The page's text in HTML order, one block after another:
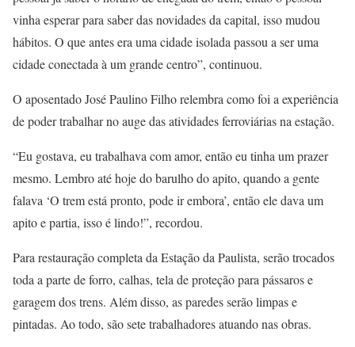
vinha esperar para saber das novidades da capital, isso mudou
hábitos. O que antes era uma cidade isolada passou a ser uma
cidade conectada à um grande centro”, continuou.
O aposentado José Paulino Filho relembra como foi a experiência
de poder trabalhar no auge das atividades ferroviárias na estação.
“Eu gostava, eu trabalhava com amor, então eu tinha um prazer
mesmo. Lembro até hoje do barulho do apito, quando a gente
falava ‘O trem está pronto, pode ir embora’, então ele dava um
apito e partia, isso é lindo!”, recordou.
Para restauração completa da Estação da Paulista, serão trocados
toda a parte de forro, calhas, tela de proteção para pássaros e
garagem dos trens. Além disso, as paredes serão limpas e
pintadas. Ao todo, são sete trabalhadores atuando nas obras.